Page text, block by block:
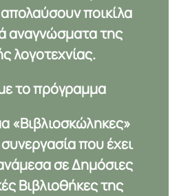
απολαύσουν ποικίλα
αναγνώσματα της
λογοτεχνίας.
το πρόγραμμα
«Βιβλιοσκώληκες»
που έχει
σε Δημόσιες
Βιβλιοθήκες της